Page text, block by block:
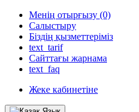
Менің отырғызу (0)
Салыстыру
Біздің қызметтеріміз
text_tarif
Сайттағы жарнама
text_faq
Жеке кабинетіне